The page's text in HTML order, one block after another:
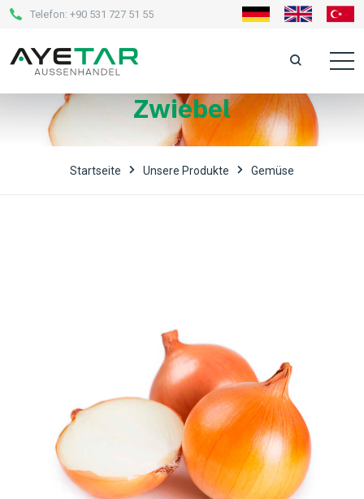
Telefon: +90 531 727 51 55
Zwiebel
Startseite Unsere Produkte Gemüse